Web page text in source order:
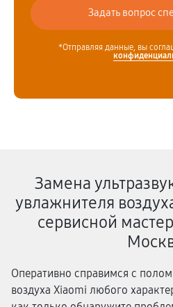
*Отправляя данные, вы
Замена
увлажнителя
сервисной
Оперативно справимся с
воздуха Xiaomi любого